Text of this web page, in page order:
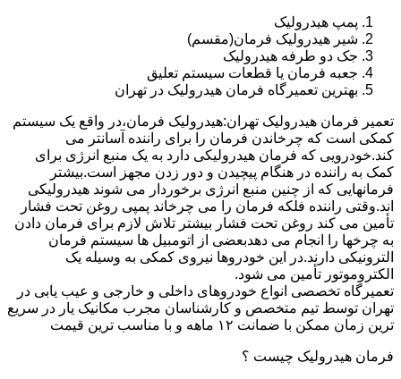
پمپ هیدرولیک
شیر هیدرولیک فرمان(مقسم)
جک دو طرفه هیدرولیک
جعبه فرمان یا قطعات سیستم تعلیق
بهترین تعمیرگاه فرمان هیدرولیک در تهران
تعمیر فرمان هیدرولیک تهران:هیدرولیک فرمان،در واقع یک سیستم
کمکی است که چرخاندن فرمان را برای راننده آسانتر می
کند.خودرویی که فرمان هیدرولیکی دارد به یک منبع انرژی برای
کمک به راننده در هنگام پیچیدن و دور زدن مجهز است.بیشتر
فرمانهایی که از چنین منبع انرژی برخوردار می شوند هیدرولیکی
اند.وقتی راننده فلکه فرمان را می چرخاند پمپی روغن تحت فشار
تأمین می کند روغن تحت فشار بیشتر تلاش لازم برای فرمان دادن
به چرخها را انجام می دهدبعضی از اتومبیل ها سیستم فرمان
الترونیکی دارند.در این خودروها نیروی کمکی به وسیله یک
الکتروموتور تأمین می شود.
تعمیرگاه تخصصی انواع خودروهای داخلی و خارجی و عیب یابی در
تهران توسط تیم متخصص و کارشناسان مجرب مکانیک یار در سریع
ترین زمان ممکن با ضمانت ۱۲ ماهه و با مناسب ترین قیمت
فرمان هیدرولیک چیست ؟